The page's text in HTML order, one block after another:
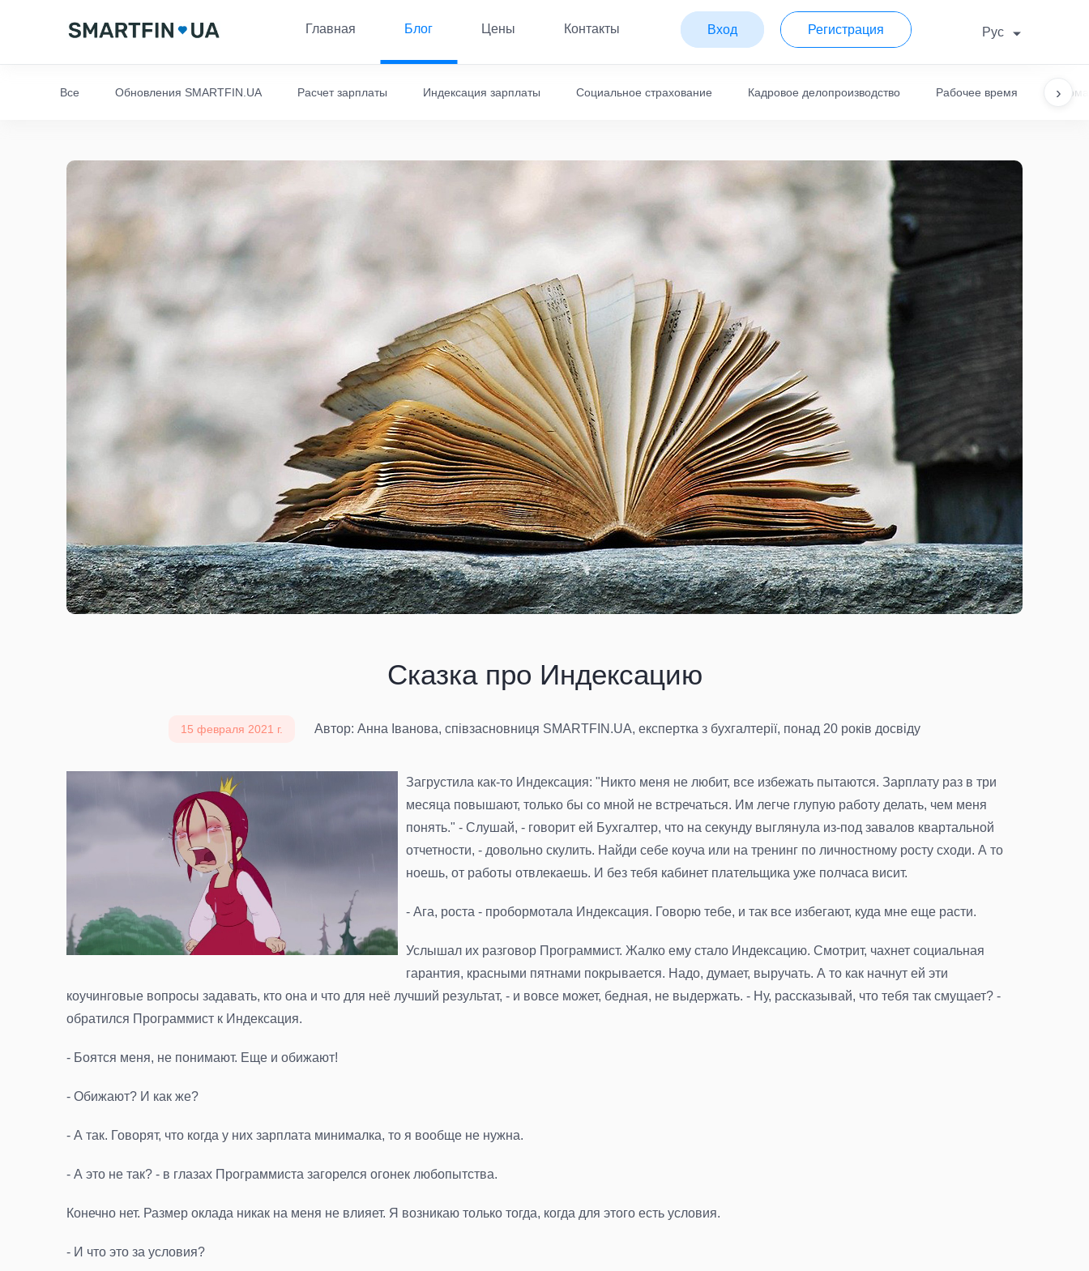
Главная Блог Цены Контакты Вход Регистрация Рус
›
Все Обновления SMARTFIN.UA Расчет зарплаты Индексация зарплаты Социальное страхование Кадровое делопроизводство Рабочее время
Сказка про Индексацию
15 февраля 2021 г. Автор: Анна Іванова, співзасновниця SMARTFIN.UA, експертка з бухгалтерії, понад 20 років досвіду
Загрустила как-то Индексация: "Никто меня не любит, все избежать пытаются. Зарплату раз в три
месяца повышают, только бы со мной не встречаться. Им легче глупую работу делать, чем меня
понять." - Слушай, - говорит ей Бухгалтер, что на секунду выглянула из-под завалов квартальной
отчетности, - довольно скулить. Найди себе коуча или на тренинг по личностному росту сходи. А то
ноешь, от работы отвлекаешь. И без тебя кабинет плательщика уже полчаса висит.
- Ага, роста - пробормотала Индексация. Говорю тебе, и так все избегают, куда мне еще расти.
Услышал их разговор Программист. Жалко ему стало Индексацию. Смотрит, чахнет социальная
гарантия, красными пятнами покрывается. Надо, думает, выручать. А то как начнут ей эти
коучинговые вопросы задавать, кто она и что для неё лучший результат, - и вовсе может, бедная, не выдержать. - Ну, рассказывай, что тебя так смущает? -
обратился Программист к Индексация.
- Боятся меня, не понимают. Еще и обижают!
- Обижают? И как же?
- А так. Говорят, что когда у них зарплата минималка, то я вообще не нужна.
- А это не так? - в глазах Программиста загорелся огонек любопытства.
Конечно нет. Размер оклада никак на меня не влияет. Я возникаю только тогда, когда для этого есть условия.
- И что это за условия?